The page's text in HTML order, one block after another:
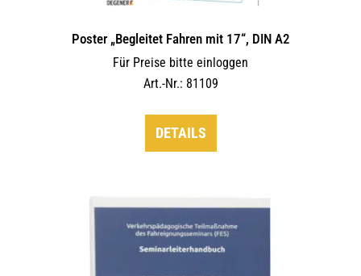
Poster „Begleitet Fahren mit 17“, DIN A2
Für Preise bitte einloggen
Art.-Nr.: 81109
DETAILS